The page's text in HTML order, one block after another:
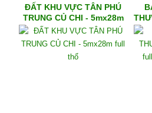
ĐẤT KHU VỰC TÂN PHÚ
TRUNG CỦ CHI - 5mx28m
full thổ
full